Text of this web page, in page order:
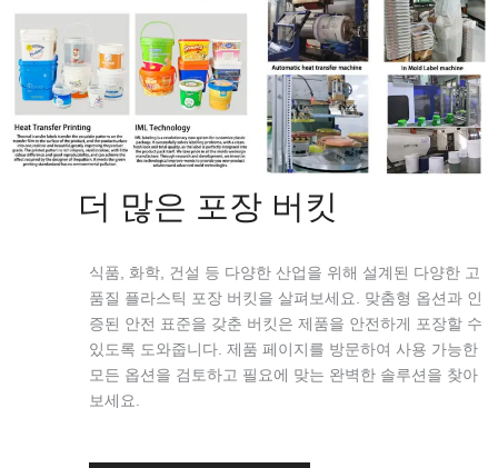
더 많은 포장 버킷
식품, 화학, 건설 등 다양한 산업을 위해 설계된 다양한 고
품질 플라스틱 포장 버킷을 살펴보세요. 맞춤형 옵션과 인
증된 안전 표준을 갖춘 버킷은 제품을 안전하게 포장할 수
있도록 도와줍니다. 제품 페이지를 방문하여 사용 가능한
모든 옵션을 검토하고 필요에 맞는 완벽한 솔루션을 찾아
보세요.